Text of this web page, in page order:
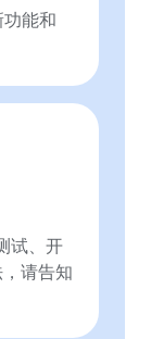
能和
试、开
请告知